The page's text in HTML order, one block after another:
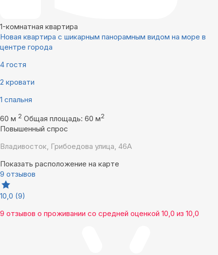
1-комнатная квартира
Новая квартира с шикарным панорамным видом на море в
центре города
4 гостя
2 кровати
1 спальня
60 м 2 Общая площадь: 60 м2
Повышенный спрос
Владивосток, Грибоедова улица, 46А
Показать расположение на карте
9 отзывов
10,0 (9)
9 отзывов о проживании со средней оценкой 10,0 из 10,0